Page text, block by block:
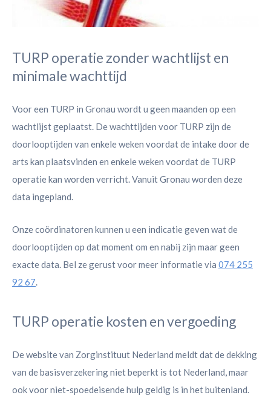
TURP operatie zonder wachtlijst en
minimale wachttijd
Voor een TURP in Gronau wordt u geen maanden op een
wachtlijst geplaatst. De wachttijden voor TURP zijn de
doorlooptijden van enkele weken voordat de intake door de
arts kan plaatsvinden en enkele weken voordat de TURP
operatie kan worden verricht. Vanuit Gronau worden deze
data ingepland.
Onze coördinatoren kunnen u een indicatie geven wat de
doorlooptijden op dat moment om en nabij zijn maar geen
exacte data. Bel ze gerust voor meer informatie via 074 255
92 67.
TURP operatie kosten en vergoeding
De website van Zorginstituut Nederland meldt dat de dekking
van de basisverzekering niet beperkt is tot Nederland, maar
ook voor niet-spoedeisende hulp geldig is in het buitenland.